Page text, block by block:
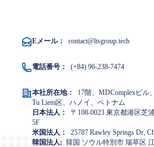
Eメール： contact@ltsgroup.tech
電話番号： (+84) 96-238-7474
本社所在地：
17階、MDComplexビル
Tu Liem区、ハノイ、ベトナム
日本法人：
〒108-0023 東京都港区芝
5F
米国法人：
25787 Rawley Springs Dr,
韓国法人: 韓国 ソウル特別市 瑞草区